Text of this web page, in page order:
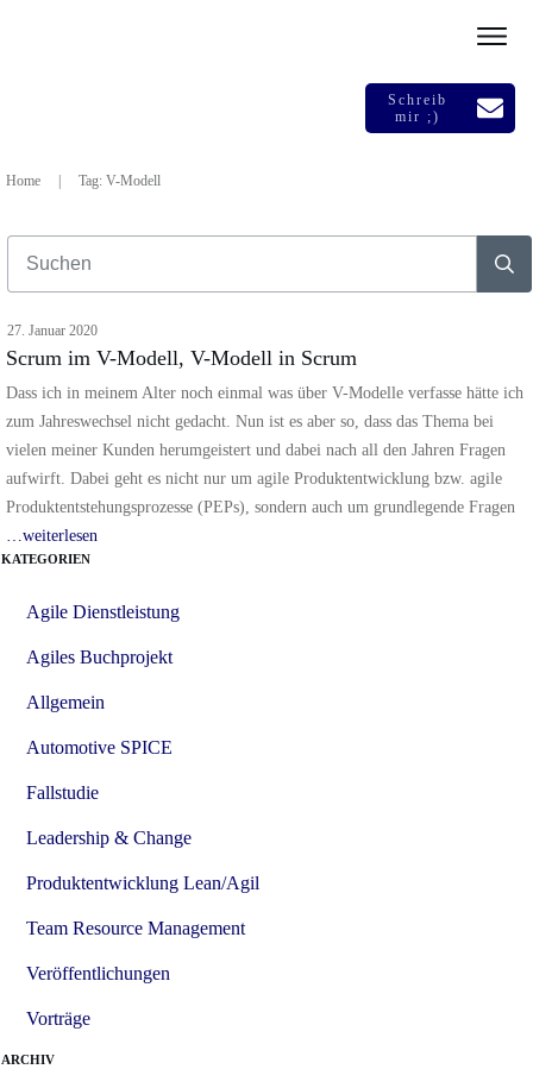
Schreib
mir ;)
Home Tag: V-Modell
27. Januar 2020
Scrum im V-Modell, V-Modell in Scrum
Dass ich in meinem Alter noch einmal was über V-Modelle verfasse hätte ich
zum Jahreswechsel nicht gedacht. Nun ist es aber so, dass das Thema bei
vielen meiner Kunden herumgeistert und dabei nach all den Jahren Fragen
aufwirft. Dabei geht es nicht nur um agile Produktentwicklung bzw. agile
Produktentstehungsprozesse (PEPs), sondern auch um grundlegende Fragen
…weiterlesen
KATEGORIEN
Agile Dienstleistung
Agiles Buchprojekt
Allgemein
Automotive SPICE
Fallstudie
Leadership & Change
Produktentwicklung Lean/Agil
Team Resource Management
Veröffentlichungen
Vorträge
ARCHIV